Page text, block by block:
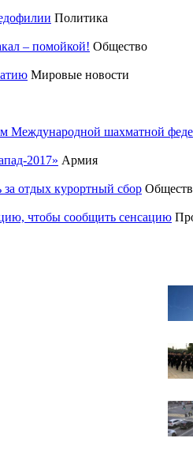
Политика
– помойкой! Общество
Мировые новости
Международной шахматной
2017» Армия
за отдых курортный сбор
чтобы сообщить сенсацию